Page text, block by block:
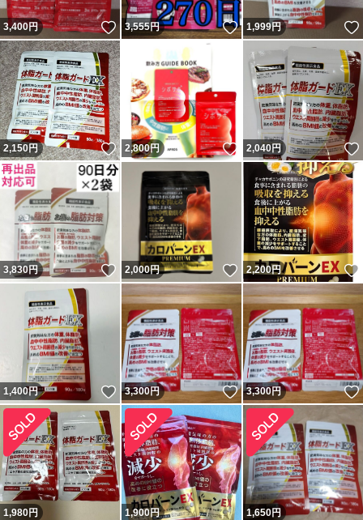
3,400円 いいね！
3,555円 いいね！
1,999円
2,150円 いいね！
2,800円 いいね！
2,040円
3,830円 いいね！
2,000円 いいね！
2,200円
1,400円 いいね！
3,300円 いいね！
3,300円
1,980円 1,900円 1,650円